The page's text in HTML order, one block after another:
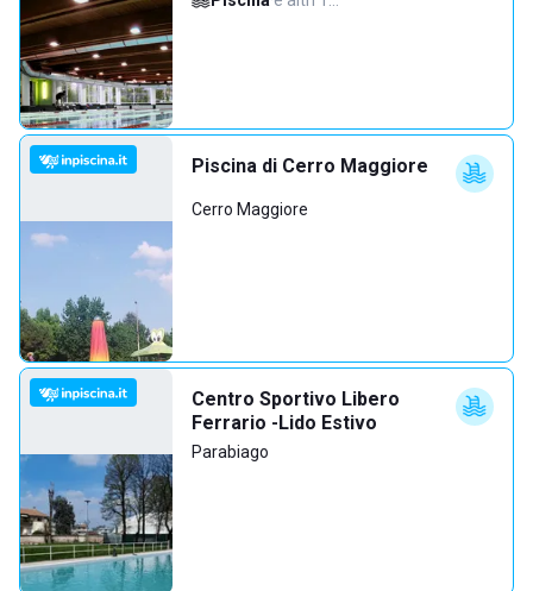
Piscina di Cerro Maggiore
Cerro Maggiore
Centro Sportivo Libero
Ferrario -Lido Estivo
Parabiago